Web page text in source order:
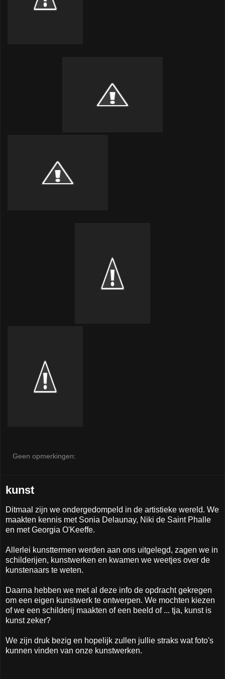
Geen opmerkingen:
kunst
Ditmaal zijn we ondergedompeld in de artistieke wereld. We
maakten kennis met Sonia Delaunay, Niki de Saint Phalle
en met Georgia O'Keeffe.
Allerlei kunsttermen werden aan ons uitgelegd, zagen we in
schilderijen, kunstwerken en kwamen we weetjes over de
kunstenaars te weten.
Daarna hebben we met al deze info de opdracht gekregen
om een eigen kunstwerk te ontwerpen. We mochten kiezen
of we een schilderij maakten of een beeld of ... tja, kunst is
kunst zeker?
We zijn druk bezig en hopelijk zullen jullie straks wat foto's
kunnen vinden van onze kunstwerken.